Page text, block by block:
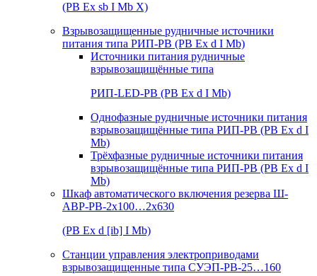
(РВ Ex sb I Mb Х)
Взрывозащищенные рудничные источники
питания типа РИП-РВ (РВ Ex d I Mb)
Источники питания рудничные
взрывозащищённые типа
РИП-LED-РВ (РВ Ex d I Mb)
Однофазные рудничные источники питания
взрывозащищённые типа РИП-РВ (РВ Ex d I
Mb)
Трёхфазные рудничные источники питания
взрывозащищённые типа РИП-РВ (РВ Ex d I
Mb)
Шкаф автоматического включения резерва Ш-
АВР-РВ-2х100…2х630
(РВ Ex d [ib] I Mb)
Станции управления электроприводами
взрывозащищенные типа СУЭП-РВ-25…160